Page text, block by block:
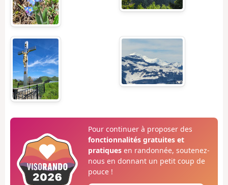
Pour continuer à proposer des
fonctionnalités gratuites et
pratiquesen randonnée, soutenez-
nous en donnant un petit coup de
pouce !